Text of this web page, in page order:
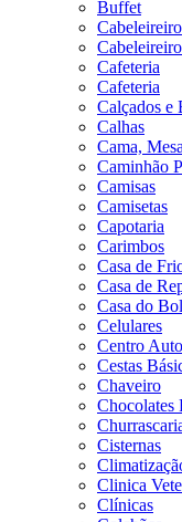
Buffet
Cabeleireiro
Cafeteria
Cafeteria
Calçados e
Calhas
Cama,
Caminhão
Camisas
Camisetas
Capotaria
Carimbos
Casa de
Casa de
Casa do
Celulares
Centro
Cestas
Chaveiro
Chocolates
Cisternas
Clinica
Clínicas